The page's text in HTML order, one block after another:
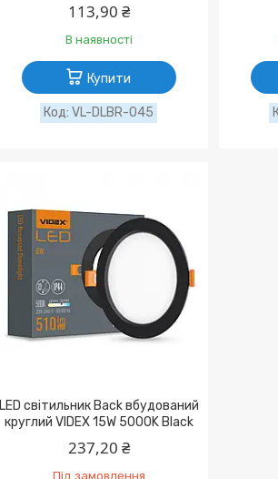
113,90 ₴
В наявності
Купити
VL-DLBR-045
LED світильник Back вбудований
круглий VIDEX 15W 5000K Black
237,20 ₴
Під замовлення